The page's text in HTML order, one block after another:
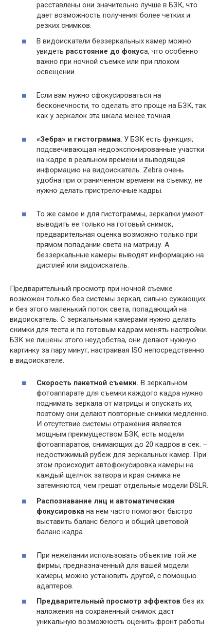
расставлены они значительно лучше в БЗК, что
дает возможность получения более четких и
резких снимков.
В видоискатели беззеркальных камер можно
увидеть расстояние до фокуса, что особенно
важно при ночной съемке или при плохом
освещении.
Если вам нужно сфокусироваться на
бесконечности, то сделать это проще на БЗК, так
как у зеркалок эта шкала менее точная.
«Зебра» и гистограмма. У БЗК есть функция,
подсвечивающая недоэкспонированные участки
на кадре в реальном времени и выводящая
информацию на видоискатель. Zebra очень
удобна при ограниченном времени на съемку, не
нужно делать пристрелочные кадры.
То же самое и для гистограммы, зеркалки умеют
выводить ее только на готовый снимок,
предварительная оценка возможно только при
прямом попадании света на матрицу. А
беззеркальные камеры выводят информацию на
дисплей или видоискатель.
Предварительный просмотр при ночной съемке
возможен только без системы зеркал, сильно сужающих
и без этого маленький поток света, попадающий на
видоискатель. С зеркальными камерами нужно делать
снимки для теста и по готовым кадрам менять настройки.
БЗК же лишены этого неудобства, они делают нужную
картинку за пару минут, настраивая ISO непосредственно
в видоискателе.
Скорость пакетной съемки. В зеркальном
фотоаппарате для съемки каждого кадра нужно
поднимать зеркала от матрицы и опускать их,
поэтому они делают повторные снимки медленно.
И отсутствие системы отражения является
мощным преимуществом БЗК, есть модели
фотоаппаратов, снимающих до 20 кадров в сек. –
недостижимый рубеж для зеркальных камер. При
этом происходит автофокусировка камеры на
каждый щелчок затвора и края снимка не
затемняются, чем грешат отдельные модели DSLR.
Распознавание лиц и автоматическая
фокусировка на нем часто помогают быстро
выставить баланс белого и общий цветовой
баланс кадра.
При нежелании использовать объектив той же
фирмы, предназначенный для вашей модели
камеры, можно установить другой, с помощью
адаптеров.
Предварительный просмотр эффектов без их
наложения на сохраненный снимок даст
уникальную возможность оценить фронт работы